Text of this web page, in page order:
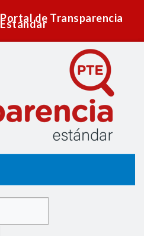
Portal de Transparencia
Estándar